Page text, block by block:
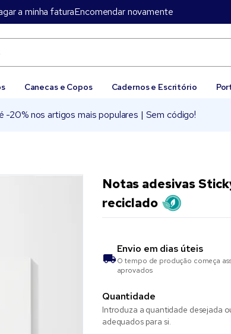
a minha faturaEncomendar novamente
Canecas e Copos Cadernos e Escritório
-20% nos artigos mais populares | Sem código!
Notas adesivas
reciclado
Envio em dias úteis
O tempo de produção começa
aprovados
Quantidade
Introduza a quantidade desejada
adequados para si.